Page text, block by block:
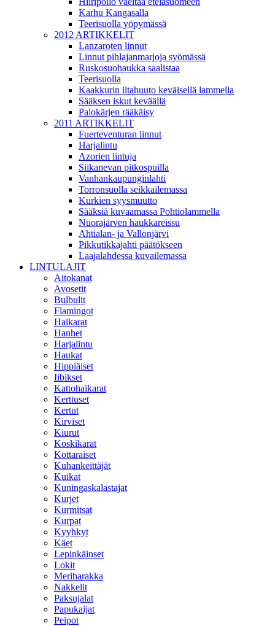
Karhu Kangasalla
Teerisuolla yöpymässä
2012 ARTIKKELIT
Lanzaroten linnut
Linnut pihlajanmarjoja syömässä
Ruskosuohaukka saalistaa
Teerisuolla
Kaakkurin iltahuuto keväisellä lammella
Sääksen iskut keväällä
Palokärjen rääkäisy
2011 ARTIKKELIT
Fuerteventuran linnut
Harjalintu
Azorien lintuja
Siikanevan pitkospuilla
Vanhankaupunginlahti
Torronsuolla seikkailemassa
Kurkien syysmuutto
Sääksiä kuvaamassa Pohtiolammella
Nuorajärven haukkareissu
Ahtialan- ja Vallonjärvi
Pikkutikkajahti päätökseen
Laajalahdessa kuvailemassa
LINTULAJIT
Aitokanat
Avosetit
Bulbulit
Flamingot
Haikarat
Hanhet
Harjalintu
Haukat
Hippiäiset
Iibikset
Kattohaikarat
Kerttuset
Kertut
Kirviset
Kiurut
Koskikarat
Kottaraiset
Kuhankeittäjät
Kuikat
Kuningaskalastajat
Kurjet
Kurmitsat
Kurpat
Kyyhkyt
Käet
Lepinkäinset
Lokit
Meriharakka
Nakkelit
Paksujalat
Papukaijat
Peipot